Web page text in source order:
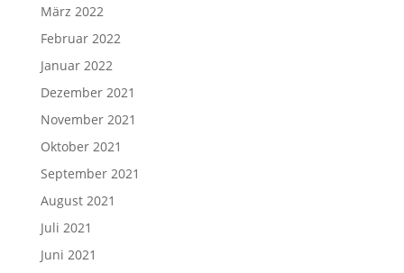
März 2022
Februar 2022
Januar 2022
Dezember 2021
November 2021
Oktober 2021
September 2021
August 2021
Juli 2021
Juni 2021